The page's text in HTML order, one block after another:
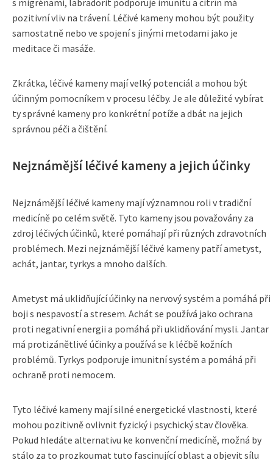
s migrénami, labradorit podporuje imunitu a citrín má
pozitivní vliv na trávení. Léčivé kameny mohou být použity
samostatně nebo ve spojení s jinými metodami jako je
meditace či masáže.
Zkrátka, léčivé kameny mají velký potenciál a mohou být
účinným pomocníkem v procesu léčby. Je ale důležité vybírat
ty správné kameny pro konkrétní potíže a dbát na jejich
správnou péči a čištění.
Nejznámější léčivé kameny a jejich účinky
Nejznámější léčivé kameny mají významnou roli v tradiční
medicíně po celém světě. Tyto kameny jsou považovány za
zdroj léčivých účinků, které pomáhají při různých zdravotních
problémech. Mezi nejznámější léčivé kameny patří ametyst,
achát, jantar, tyrkys a mnoho dalších.
Ametyst má uklidňující účinky na nervový systém a pomáhá při
boji s nespavostí a stresem. Achát se používá jako ochrana
proti negativní energii a pomáhá při uklidňování mysli. Jantar
má protizánětlivé účinky a používá se k léčbě kožních
problémů. Tyrkys podporuje imunitní systém a pomáhá při
ochraně proti nemocem.
Tyto léčivé kameny mají silné energetické vlastnosti, které
mohou pozitivně ovlivnit fyzický i psychický stav člověka.
Pokud hledáte alternativu ke konvenční medicíně, možná by
stálo za to prozkoumat tuto fascinující oblast a objevit sílu